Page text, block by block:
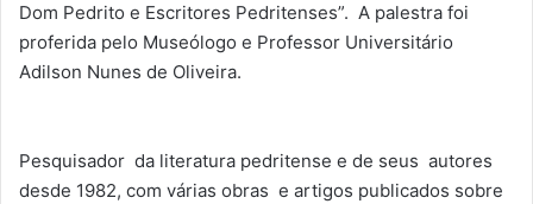
Dom Pedrito e Escritores Pedritenses”. A palestra foi
proferida pelo Museólogo e Professor Universitário
Adilson Nunes de Oliveira.
Pesquisador da literatura pedritense e de seus autores
desde 1982, com várias obras e artigos publicados sobre